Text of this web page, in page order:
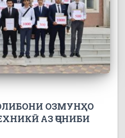
ОЗМУНҲО
АЗ ҶОНИБИ